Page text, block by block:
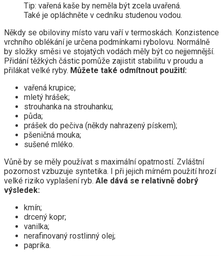
Tip: vařená kaše by neměla být zcela uvařená.
Také je opláchněte v cedníku studenou vodou.
Někdy se obiloviny místo varu vaří v termoskách. Konzistence
vrchního oblékání je určena podmínkami rybolovu. Normálně
by složky směsi ve stojatých vodách měly být co nejjemnější.
Přidání těžkých částic pomůže zajistit stabilitu v proudu a
přilákat velké ryby. Můžete také odmítnout použití:
vařená krupice;
mletý hrášek;
strouhanka na strouhanku;
půda;
prášek do pečiva (někdy nahrazený pískem);
pšeničná mouka;
sušené mléko.
Vůně by se měly používat s maximální opatrností. Zvláštní
pozornost vzbuzuje syntetika. I při jejich mírném použití hrozí
velké riziko vyplašení ryb. Ale dává se relativně dobrý
výsledek:
kmín;
drcený kopr;
vanilka;
nerafinovaný rostlinný olej;
paprika.